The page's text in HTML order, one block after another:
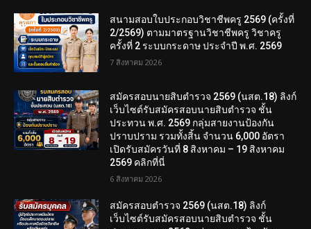
สนามสอบใบประกอบวิชาชีพครู 2569 (ครั้งที่
2/2569) ตามมาตรฐานวิชาชีพครู วิชาครู
ครั้งที่ 2 ระบบกระดาษ ประจำปี พ.ศ. 2569
7 สิงหาคม 2026
สมัครสอบนายสิบตำรวจ 2569 (นสต.18) ลิงก์
เว็บไซต์รับสมัครสอบนายสิบตำรวจ ชั้น
ประทวน พ.ศ. 2569 กลุ่มสายงานป้องกัน
ปราบปราม รวมทั้งสิ้น จำนวน 6,000 อัตรา
เปิดรับสมัครวันที่ 8 สิงหาคม – 19 สิงหาคม
2569 คลิกที่นี่
6 สิงหาคม 2026
สมัครสอบตํารวจ 2569 (นสต.18) ลิงก์
เว็บไซต์รับสมัครสอบนายสิบตำรวจ ชั้น